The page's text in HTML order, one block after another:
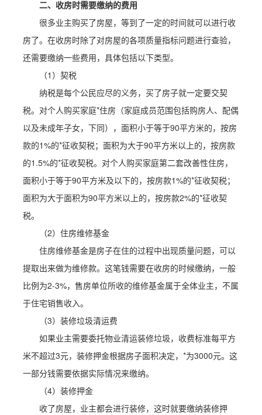
二、收房时需要缴纳的费用
很多业主购买了房屋，等到了一定的时间就可以进行收
房了。在收房时除了对房屋的各项质量指标问题进行查验，
还需要缴纳一些费用，具体包括以下类型。
（1）契税
纳税是每个公民应尽的义务，买了房子就一定要交契
税。对个人购买家庭*住房（家庭成员范围包括购房人、配偶
以及未成年子女，下同），面积小于等于90平方米的，按房
款的1%的*征收契税；面积为大于90平方米以上的，按房款
的1.5%的*征收契税。对个人购买家庭第二套改善性住房，
面积小于等于90平方米及以下的，按房款1%的*征收契税；
面积为大于面积为90平方米以上的，按房款2%的*征收契
税。
（2）住房维修基金
住房维修基金是房子在住的过程中出现质量问题，可以
提取出来做为维修款。这笔钱需要在收房的时候缴纳，一般
比例为2-3%，售房单位所收的维修基金属于全体业主，不属
于住宅销售收入。
（3）装修垃圾清运费
如果业主需要委托物业清运装修垃圾，收费标准每平方
米不超过3元，装修押金根据房子面积决定，*为3000元。这
一部分钱需要依据实际情况来缴纳。
（4）装修押金
收了房屋，业主都会进行装修，这时就要缴纳装修押